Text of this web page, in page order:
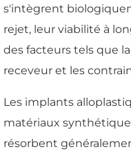
s'intègrent
rejet, leur viabilité à
des facteurs tels que
receveur et les
Les implants
matériaux
résorbent